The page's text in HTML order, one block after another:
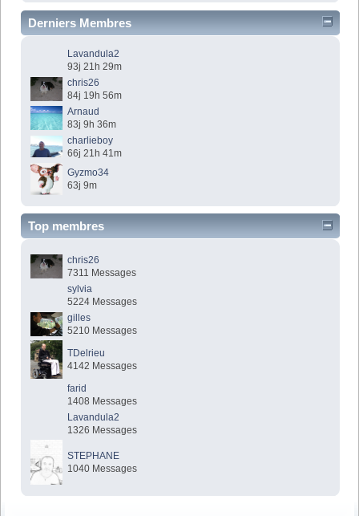
Derniers Membres
Lavandula2
93j 21h 29m
chris26
84j 19h 56m
Arnaud
83j 9h 36m
charlieboy
66j 21h 41m
Gyzmo34
63j 9m
Top membres
chris26
7311 Messages
sylvia
5224 Messages
gilles
5210 Messages
TDelrieu
4142 Messages
farid
1408 Messages
Lavandula2
1326 Messages
STEPHANE
1040 Messages